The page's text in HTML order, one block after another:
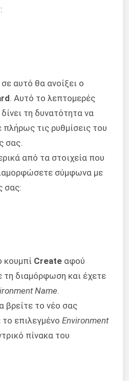
αυτό θα ανοίξει ο
. Αυτό το λεπτομερές
τη δυνατότητα να
τις ρυθμίσεις του
σας.
από τα στοιχεία που
σύμφωνα με
σας:
κουμπί Create αφού
διαμόρφωση και έχετε
Name.
βρείτε το νέο σας
επιλεγμένο Environment
πίνακα του